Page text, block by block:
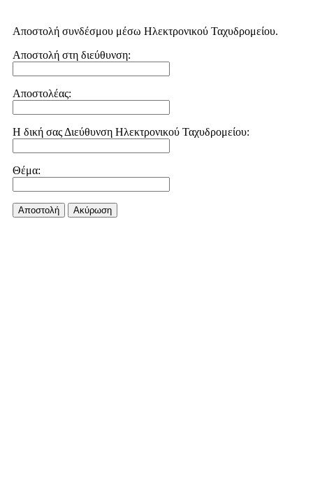
Αποστολή συνδέσμου μέσω Ηλεκτρονικού Ταχυδρομείου.
Αποστολή στη διεύθυνση:
Αποστολέας:
Η δική σας Διεύθυνση Ηλεκτρονικού Ταχυδρομείου:
Θέμα:
Αποστολή Aκύρωση